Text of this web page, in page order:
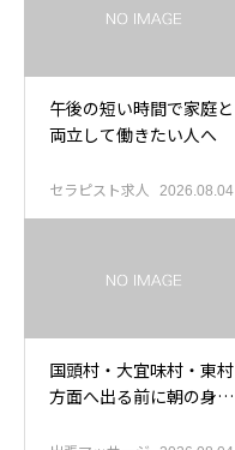
午後の短い時間で家庭と
両立して働きたい人へ
セラピスト求人 2026.08.04
国頭村・大宜味村・東村
方面へ出る前に朝の身支